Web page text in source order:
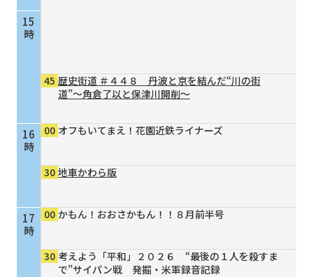
15
時
16
時
17
時
45 歴史街道 ＃４４８ 丹波と京を結んだ“川の街
道”～角倉了以と保津川開削～
00 オフもいてまえ！花園近鉄ライナーズ
30 地車かわら版
00 かもん！おおさかもん！！８月前半号
30 考えよう「平和」２０２６ “最後の１人を殺すま
で”サイパン戦 発掘・米軍録音記録